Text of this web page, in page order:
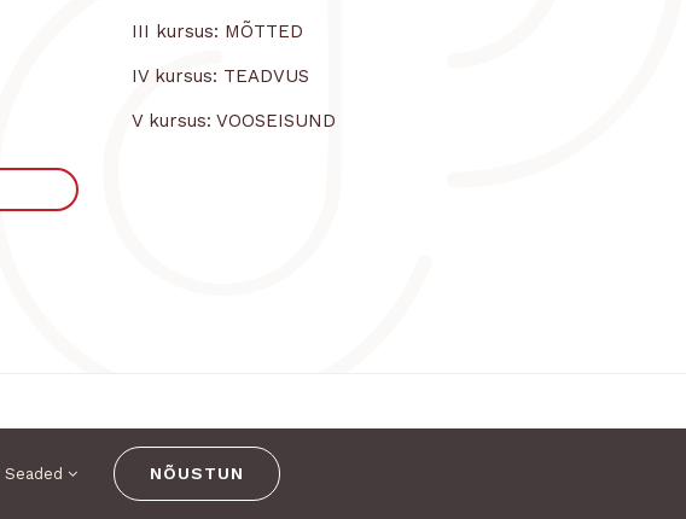
III kursus: MÕTTED
IV kursus: TEADVUS
V kursus: VOOSEISUND
Seaded NÕUSTUN